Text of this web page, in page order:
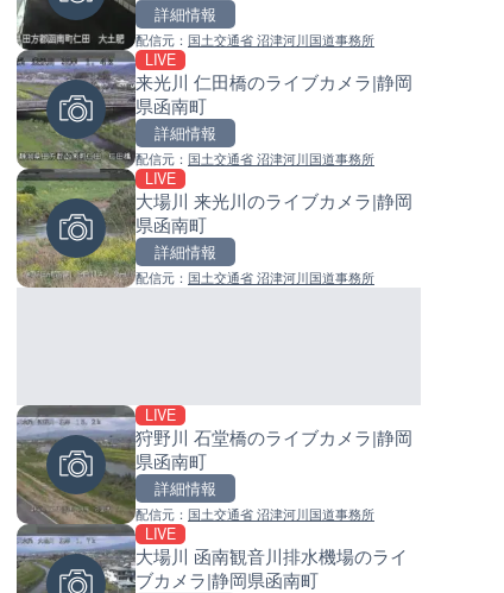
詳細情報
配信元： 国土交通省 沼津河川国道事務所
LIVE
来光川 仁田橋のライブカメラ|静岡
県函南町
詳細情報
配信元： 国土交通省 沼津河川国道事務所
LIVE
大場川 来光川のライブカメラ|静岡
県函南町
詳細情報
配信元： 国土交通省 沼津河川国道事務所
LIVE
狩野川 石堂橋のライブカメラ|静岡
県函南町
詳細情報
配信元： 国土交通省 沼津河川国道事務所
LIVE
大場川 函南観音川排水機場のライ
ブカメラ|静岡県函南町
配信元：日本テレビ
いたみ花火大会のライブカメ
配信元：いたみ花火大会ライブ配信用
広島県道6号 智教寺のライブ
配信元：広島県土木局土木整備部道路整
Impaxビル付近から歌舞伎町
配信元：歌舞伎町ゴジラ前ライブ
巨瀬川 河童橋のライブカメラ|
県うきは市
配信元：日高町役場
小浦川水門付近から小浦海水
配信元：日高町役場
産湯川水門付近のライブカメ
配信元：日高町役場
導目木川 花立砂防堰堤下流の
配信元：福岡県庁県土整備部河川課
常呂川 鹿ノ子ダムのライブカ
北海道置戸町